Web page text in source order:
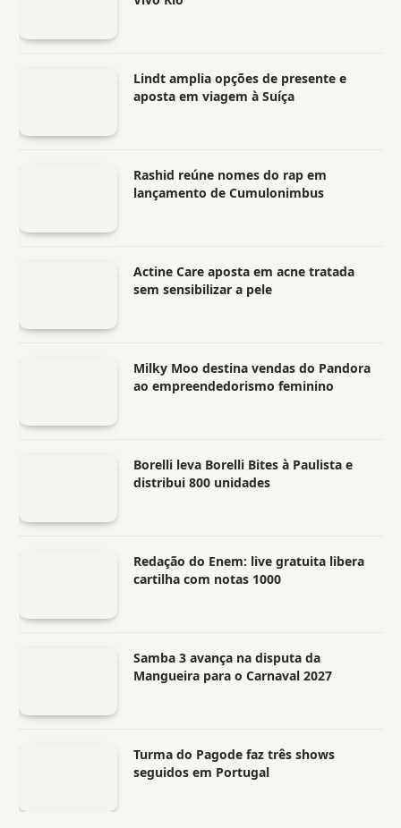
Lindt amplia opções de presente e
aposta em viagem à Suíça
Rashid reúne nomes do rap em
lançamento de Cumulonimbus
Actine Care aposta em acne tratada
sem sensibilizar a pele
Milky Moo destina vendas do Pandora
ao empreendedorismo feminino
Borelli leva Borelli Bites à Paulista e
distribui 800 unidades
Redação do Enem: live gratuita libera
cartilha com notas 1000
Samba 3 avança na disputa da
Mangueira para o Carnaval 2027
Turma do Pagode faz três shows
seguidos em Portugal